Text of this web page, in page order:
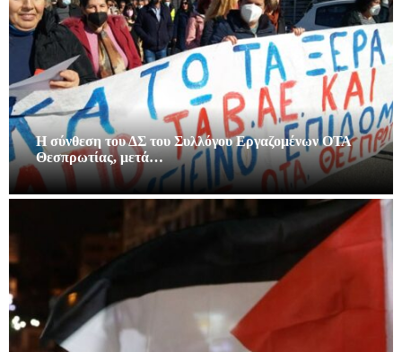
Η σύνθεση του ΔΣ του Συλλόγου Εργαζομένων ΟΤΑ
Θεσπρωτίας, μετά…